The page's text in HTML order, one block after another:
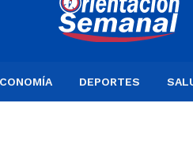
DEPORTES